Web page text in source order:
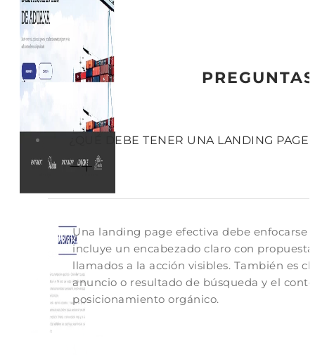
¿QUÉ DEBE TENER UNA LANDING PAGE
Una landing page efectiva debe
incluye un encabezado claro con
llamados a la acción visibles. También es
anuncio o resultado de búsqueda y el
posicionamiento orgánico.